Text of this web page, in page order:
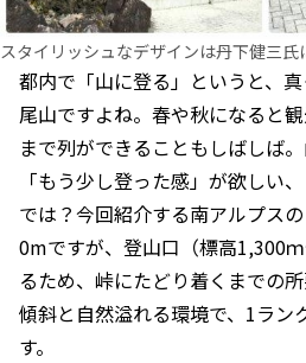
スタイリッシュなデザインは丹下健三氏
都内で「山に登る」というと、
尾山ですよね。春や秋になると
まで列ができることもしばしば
「もう少し登った感」が欲しい
では？今回紹介する南アルプス
0mですが、登山口（標高1,300
るため、峠にたどり着くまでの
傾斜と自然溢れる環境で、1ラン
す。